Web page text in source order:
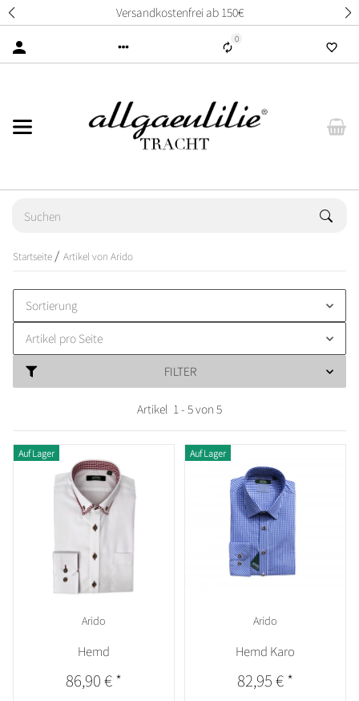
Versandkostenfrei ab 150€
0
Startseite Artikel von Arido
FILTER
Sortierung
Artikel pro Seite
Artikel 1- 5von 5
Auf Lager
Arido
Hemd
86,90 €*
Auf Lager
Arido
Hemd Karo
82,95 €*